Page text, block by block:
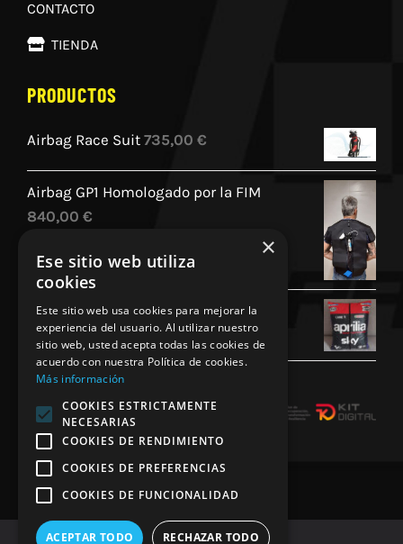
CONTACTO
TIENDA
PRODUCTOS
Airbag Race Suit 735,00 €
Airbag GP1 Homologado por la FIM
840,00 €
Cojin Personalizado Aprilia Racing
45,00€
×
Ese sitio web utiliza
cookies
Este sitio web usa cookies para mejorar la
experiencia del usuario. Al utilizar nuestro
sitio web, usted acepta todas las cookies de
acuerdo con nuestra Política de cookies.
Más información
COOKIES ESTRICTAMENTE
NECESARIAS
COOKIES DE RENDIMIENTO
COOKIES DE PREFERENCIAS
COOKIES DE FUNCIONALIDAD
ACEPTAR TODO RECHAZAR TODO